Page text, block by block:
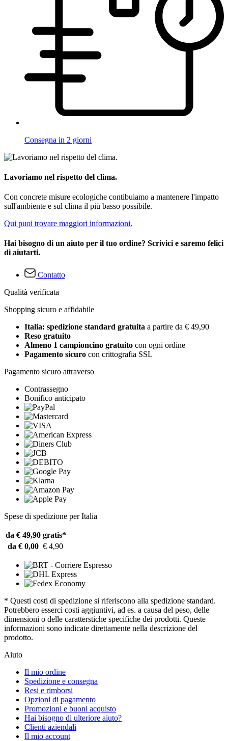
Consegna in 2 giorni
Lavoriamo nel rispetto del clima.
Con concrete misure ecologiche contibuiamo a mantenere l'impatto
sull'ambiente e sul clima il più basso possibile.
Qui puoi trovare maggiori informazioni.
Hai bisogno di un aiuto per il tuo ordine? Scrivici e saremo felici
di aiutarti.
Contatto
Qualità verificata
Shopping sicuro e affidabile
Italia: spedizione standard gratuita a partire da € 49,90
Reso gratuito
Almeno 1 campioncino gratuito con ogni ordine
Pagamento sicuro con crittografia SSL
Pagamento sicuro attraverso
Contrassegno
Bonifico anticipato
Spese di spedizione per Italia
da € 49,90 gratis*
da € 0,00 € 4,90
* Questi costi di spedizione si riferiscono alla spedizione standard.
Potrebbero esserci costi aggiuntivi, ad es. a causa del peso, delle
dimensioni o delle caratterstiche specifiche dei prodotti. Queste
informazioni sono indicate direttamente nella descrizione del
prodotto.
Aiuto
Il mio ordine
Spedizione e consegna
Resi e rimborsi
Opzioni di pagamento
Promozioni e buoni acquisto
Hai bisogno di ulteriore aiuto?
Clienti aziendali
Il mio account